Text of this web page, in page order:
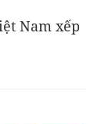
Nam xếp